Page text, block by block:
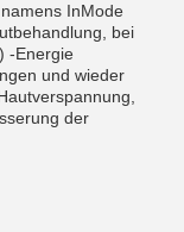
InMode
bei
-Energie
und wieder
der